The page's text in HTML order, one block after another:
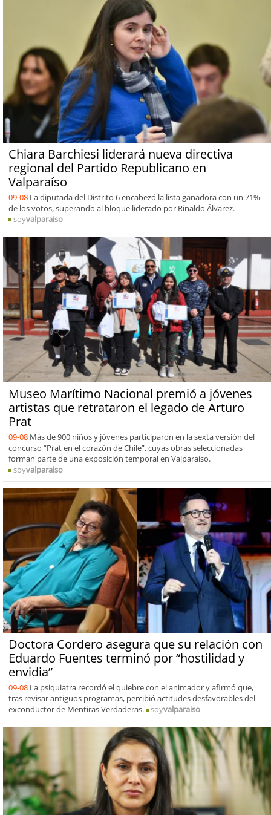
Chiara Barchiesi liderará nueva directiva
regional del Partido Republicano en
Valparaíso
09-08 La diputada del Distrito 6 encabezó la lista ganadora con un 71%
de los votos, superando al bloque liderado por Rinaldo Álvarez.
soyvalparaiso
Museo Marítimo Nacional premió a jóvenes
artistas que retrataron el legado de Arturo
Prat
09-08 Más de 900 niños y jóvenes participaron en la sexta versión del
concurso “Prat en el corazón de Chile”, cuyas obras seleccionadas
forman parte de una exposición temporal en Valparaíso.
soyvalparaiso
Doctora Cordero asegura que su relación con
Eduardo Fuentes terminó por “hostilidad y
envidia”
09-08 La psiquiatra recordó el quiebre con el animador y afirmó que,
tras revisar antiguos programas, percibió actitudes desfavorables del
exconductor de Mentiras Verdaderas.
soyvalparaiso